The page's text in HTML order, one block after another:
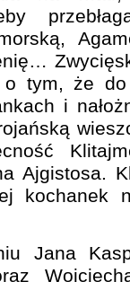
tym, że do
i
Ajgistosa.
kochanek
Jana